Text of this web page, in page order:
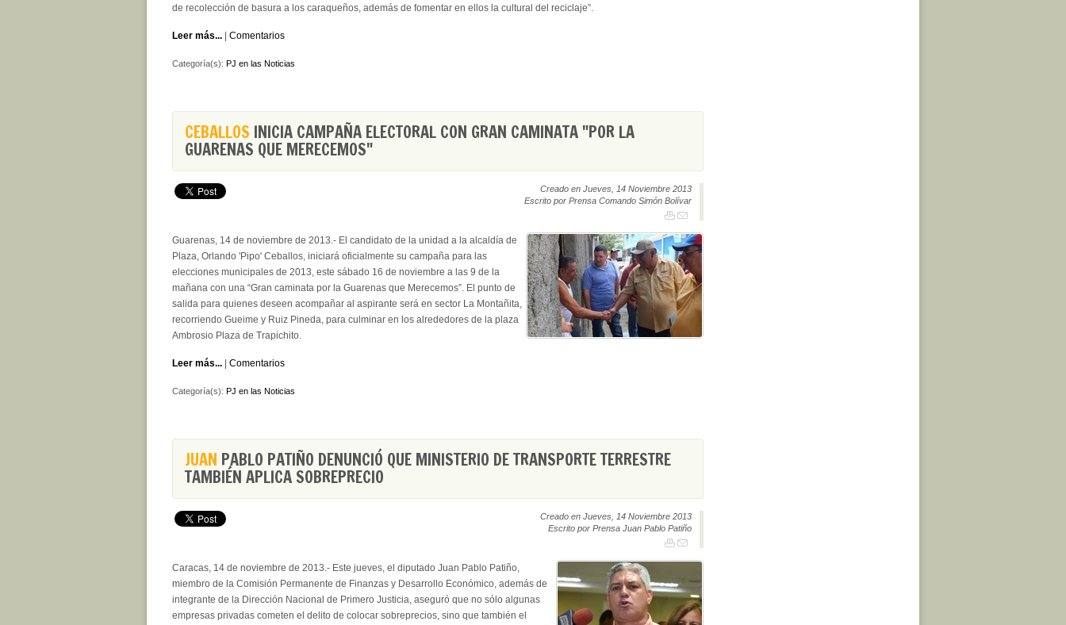
de recolección de basura a los caraqueños, además de fomentar en ellos la cultural del reciclaje”.
Leer más... Comentarios
Categoría(s): PJ en las Noticias
CEBALLOS INICIA CAMPAÑA ELECTORAL CON GRAN CAMINATA "POR LA
GUARENAS QUE MERECEMOS"
Creado en Jueves, 14 Noviembre 2013
Escrito por Prensa Comando Simón Bolívar
Guarenas, 14 de noviembre de 2013.- El candidato de la unidad a la alcaldía de
Plaza, Orlando 'Pipo' Ceballos, iniciará oficialmente su campaña para las
elecciones municipales de 2013, este sábado 16 de noviembre a las 9 de la
mañana con una “Gran caminata por la Guarenas que Merecemos”. El punto de
salida para quienes deseen acompañar al aspirante será en sector La Montañita,
recorriendo Gueime y Ruiz Pineda, para culminar en los alrededores de la plaza
Ambrosio Plaza de Trapichito.
Leer más... Comentarios
Categoría(s): PJ en las Noticias
JUAN PABLO PATIÑO DENUNCIÓ QUE MINISTERIO DE TRANSPORTE TERRESTRE
TAMBIÉN APLICA SOBREPRECIO
Creado en Jueves, 14 Noviembre 2013
Escrito por Prensa Juan Pablo Patiño
Caracas, 14 de noviembre de 2013.- Este jueves, el diputado Juan Pablo Patiño,
miembro de la Comisión Permanente de Finanzas y Desarrollo Económico, además de
integrante de la Dirección Nacional de Primero Justicia, aseguró que no sólo algunas
empresas privadas cometen el delito de colocar sobreprecios, sino que también el